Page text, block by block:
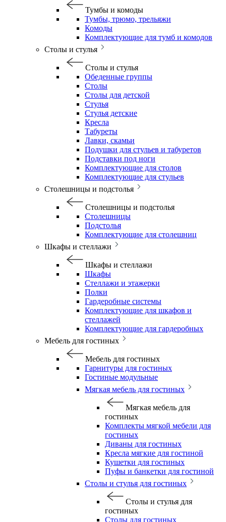
Тумбы и комоды
Тумбы, трюмо, трельяжи
Комоды
Комплектующие для тумб и комодов
Столы и стулья
Столы и стулья
Обеденные группы
Столы
Столы для детской
Стулья
Стулья детские
Кресла
Табуреты
Лавки, скамьи
Подушки для стульев и табуретов
Подставки под ноги
Комплектующие для столов
Комплектующие для стульев
Столешницы и подстолья
Столешницы и подстолья
Столешницы
Подстолья
Комплектующие для столешниц
Шкафы и стеллажи
Шкафы и стеллажи
Шкафы
Стеллажи и этажерки
Полки
Гардеробные системы
Комплектующие для шкафов и
стеллажей
Комплектующие для гардеробных
Мебель для гостиных
Мебель для гостиных
Гарнитуры для гостиных
Гостиные модульные
Мягкая мебель для гостиных
Мягкая мебель для
гостиных
Комплекты мягкой мебели для
гостиных
Диваны для гостиных
Кресла мягкие для гостиной
Кушетки для гостиных
Пуфы и банкетки для гостиной
Столы и стулья для гостиных
Столы и стулья для
гостиных
Столы для гостиных